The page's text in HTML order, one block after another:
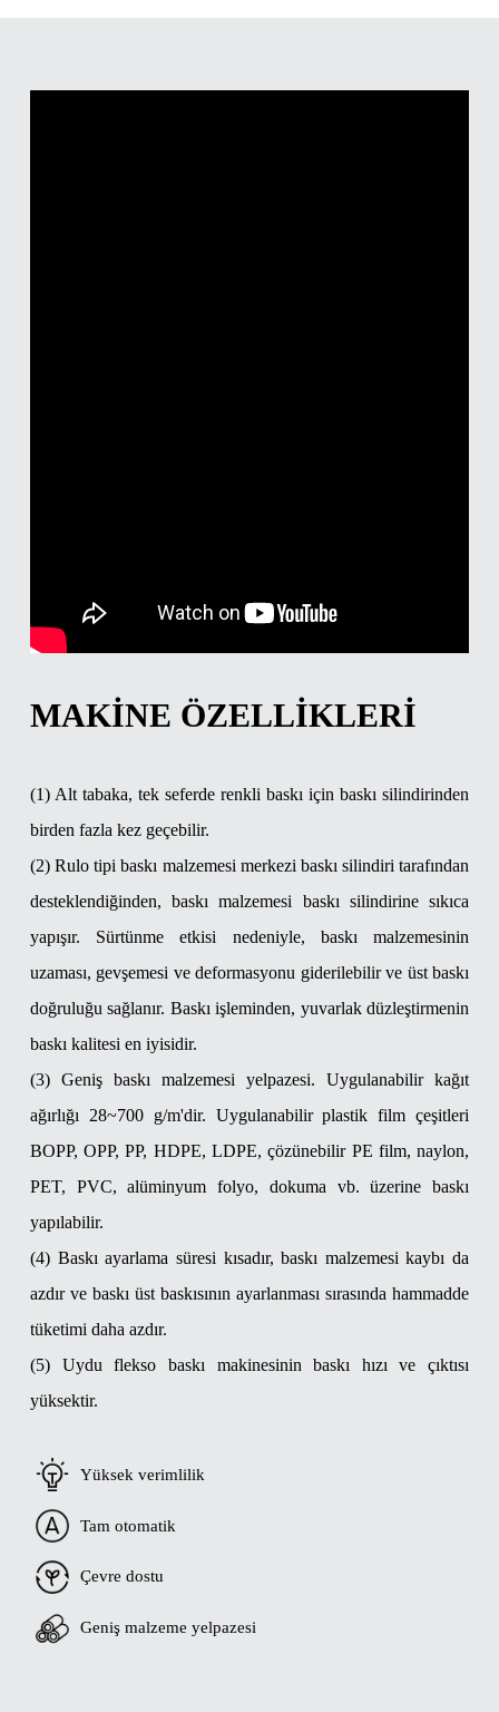
MAKINE ÖZELLIKLERI
(1) Alt tabaka, tek seferde renkli baskı için baskı silindirinden
birden fazla kez geçebilir.
(2) Rulo tipi baskı malzemesi merkezi baskı silindiri tarafından
desteklendiğinden, baskı malzemesi baskı silindirine sıkıca
yapışır. Sürtünme etkisi nedeniyle, baskı malzemesinin
uzaması, gevşemesi ve deformasyonu giderilebilir ve üst baskı
doğruluğu sağlanır. Baskı işleminden, yuvarlak düzleştirmenin
baskı kalitesi en iyisidir.
(3) Geniş baskı malzemesi yelpazesi. Uygulanabilir kağıt
ağırlığı 28~700 g/m'dir. Uygulanabilir plastik film çeşitleri
BOPP, OPP, PP, HDPE, LDPE, çözünebilir PE film, naylon,
PET, PVC, alüminyum folyo, dokuma vb. üzerine baskı
yapılabilir.
(4) Baskı ayarlama süresi kısadır, baskı malzemesi kaybı da
azdır ve baskı üst baskısının ayarlanması sırasında hammadde
tüketimi daha azdır.
(5) Uydu flekso baskı makinesinin baskı hızı ve çıktısı
yüksektir.
Yüksek verimlilik
Tam otomatik
Çevre dostu
Geniş malzeme yelpazesi